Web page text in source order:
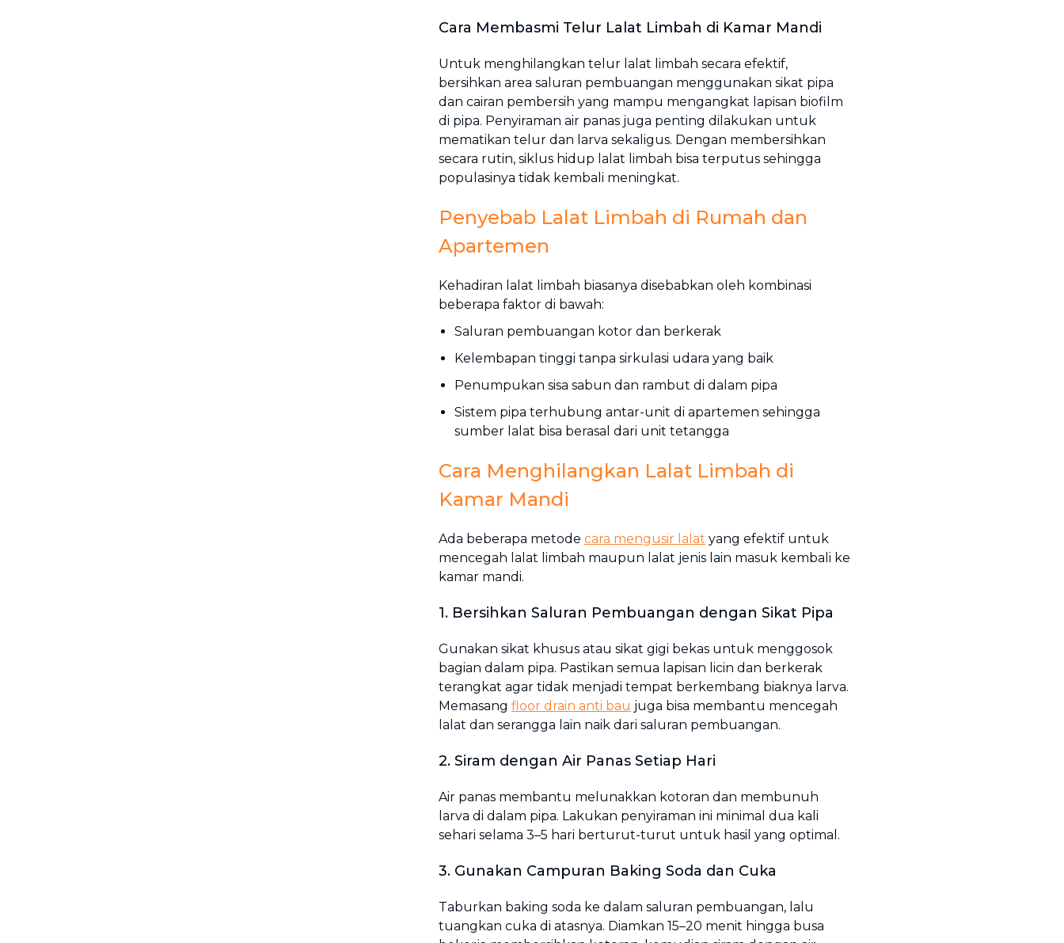
Cara Membasmi Telur Lalat Limbah di Kamar Mandi
Untuk menghilangkan telur lalat limbah secara efektif,
bersihkan area saluran pembuangan menggunakan sikat pipa
dan cairan pembersih yang mampu mengangkat lapisan biofilm
di pipa. Penyiraman air panas juga penting dilakukan untuk
mematikan telur dan larva sekaligus. Dengan membersihkan
secara rutin, siklus hidup lalat limbah bisa terputus sehingga
populasinya tidak kembali meningkat.
Penyebab Lalat Limbah di Rumah dan
Apartemen
Kehadiran lalat limbah biasanya disebabkan oleh kombinasi
beberapa faktor di bawah:
Saluran pembuangan kotor dan berkerak
Kelembapan tinggi tanpa sirkulasi udara yang baik
Penumpukan sisa sabun dan rambut di dalam pipa
Sistem pipa terhubung antar-unit di apartemen sehingga
sumber lalat bisa berasal dari unit tetangga
Cara Menghilangkan Lalat Limbah di
Kamar Mandi
Ada beberapa metode cara mengusir lalat yang efektif untuk
mencegah lalat limbah maupun lalat jenis lain masuk kembali ke
kamar mandi.
1. Bersihkan Saluran Pembuangan dengan Sikat Pipa
Gunakan sikat khusus atau sikat gigi bekas untuk menggosok
bagian dalam pipa. Pastikan semua lapisan licin dan berkerak
terangkat agar tidak menjadi tempat berkembang biaknya larva.
Memasang floor drain anti bau juga bisa membantu mencegah
lalat dan serangga lain naik dari saluran pembuangan.
2. Siram dengan Air Panas Setiap Hari
Air panas membantu melunakkan kotoran dan membunuh
larva di dalam pipa. Lakukan penyiraman ini minimal dua kali
sehari selama 3–5 hari berturut-turut untuk hasil yang optimal.
3. Gunakan Campuran Baking Soda dan Cuka
Taburkan baking soda ke dalam saluran pembuangan, lalu
tuangkan cuka di atasnya. Diamkan 15–20 menit hingga busa